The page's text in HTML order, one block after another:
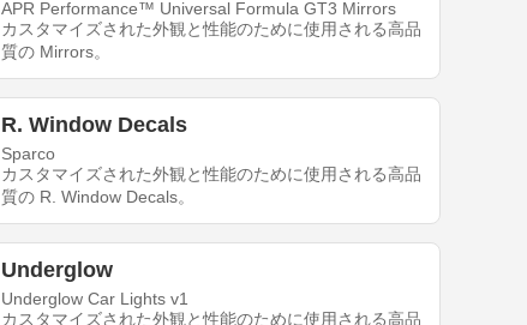
APR Performance™ Universal Formula GT3 Mirrors
カスタマイズされた外観と性能のために使用される高品
質の Mirrors。
R. Window Decals
Sparco
カスタマイズされた外観と性能のために使用される高品
質の R. Window Decals。
Underglow
Underglow Car Lights v1
カスタマイズされた外観と性能のために使用される高品